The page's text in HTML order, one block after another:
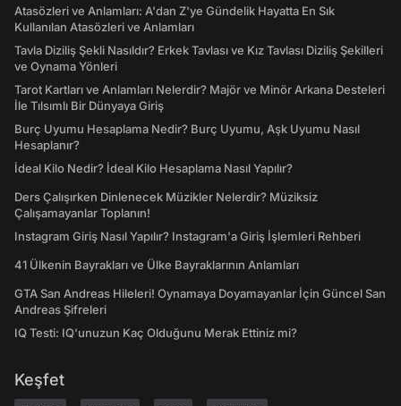
Atasözleri ve Anlamları: A'dan Z'ye Gündelik Hayatta En Sık
Kullanılan Atasözleri ve Anlamları
Tavla Diziliş Şekli Nasıldır? Erkek Tavlası ve Kız Tavlası Diziliş Şekilleri
ve Oynama Yönleri
Tarot Kartları ve Anlamları Nelerdir? Majör ve Minör Arkana Desteleri
İle Tılsımlı Bir Dünyaya Giriş
Burç Uyumu Hesaplama Nedir? Burç Uyumu, Aşk Uyumu Nasıl
Hesaplanır?
İdeal Kilo Nedir? İdeal Kilo Hesaplama Nasıl Yapılır?
Ders Çalışırken Dinlenecek Müzikler Nelerdir? Müziksiz
Çalışamayanlar Toplanın!
Instagram Giriş Nasıl Yapılır? Instagram'a Giriş İşlemleri Rehberi
41 Ülkenin Bayrakları ve Ülke Bayraklarının Anlamları
GTA San Andreas Hileleri! Oynamaya Doyamayanlar İçin Güncel San
Andreas Şifreleri
IQ Testi: IQ'unuzun Kaç Olduğunu Merak Ettiniz mi?
Keşfet